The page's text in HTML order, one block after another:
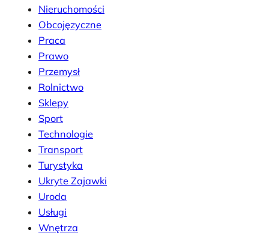
Nieruchomości
Obcojęzyczne
Praca
Prawo
Przemysł
Rolnictwo
Sklepy
Sport
Technologie
Transport
Turystyka
Ukryte Zajawki
Uroda
Usługi
Wnętrza